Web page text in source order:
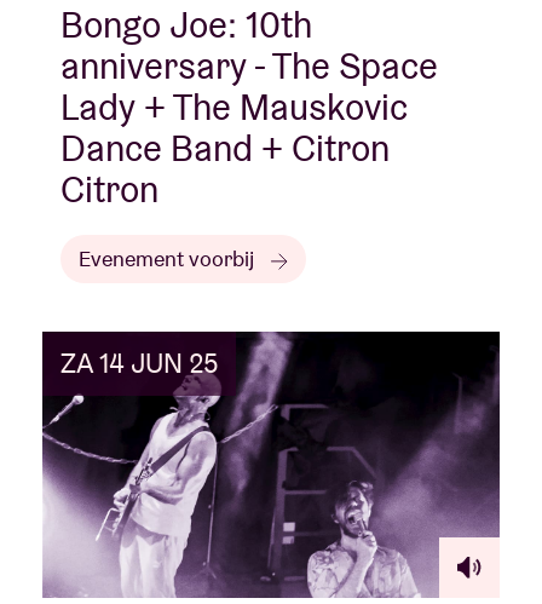
Bongo Joe: 10th
anniversary - The Space
Lady + The Mauskovic
Dance Band + Citron
Citron
Evenement voorbij
ZA 14 JUN 25